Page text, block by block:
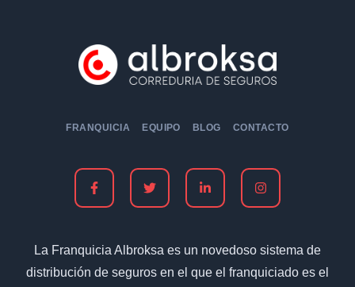
FRANQUICIA EQUIPO BLOG CONTACTO
La Franquicia Albroksa es un novedoso sistema de
distribución de seguros en el que el franquiciado es el